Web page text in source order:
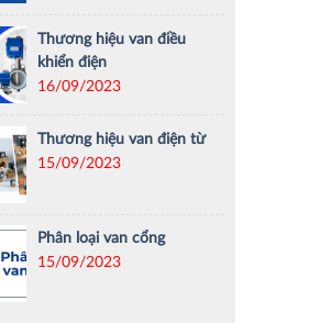
Thương hiệu van điều
khiển điện
16/09/2023
Thương hiệu van điện từ
15/09/2023
Phân loại van cổng
15/09/2023